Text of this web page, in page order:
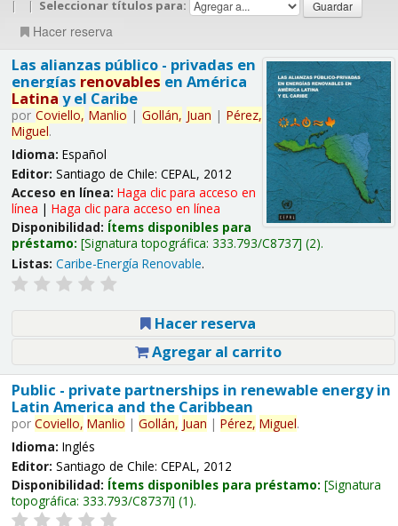
| | Seleccionar títulos para:
Hacer reserva
Las alianzas público - privadas en
energías renovables en América
Latina y el Caribe
por Coviello, Manlio | Gollán, Juan | Pérez,
Miguel.
Idioma: Español
Editor: Santiago de Chile: CEPAL, 2012
Acceso en línea: Haga clic para acceso en
línea | Haga clic para acceso en línea
Disponibilidad: Ítems disponibles para
préstamo: Signatura topográfica: 333.793/C8737 (2).
Listas: Caribe-Energía Renovable.
Hacer reserva
Agregar al carrito
Public - private partnerships in renewable energy in
Latin America and the Caribbean
por Coviello, Manlio | Gollán, Juan | Pérez, Miguel.
Idioma: Inglés
Editor: Santiago de Chile: CEPAL, 2012
Disponibilidad: Ítems disponibles para préstamo: Signatura
topográfica: 333.793/C8737i (1).